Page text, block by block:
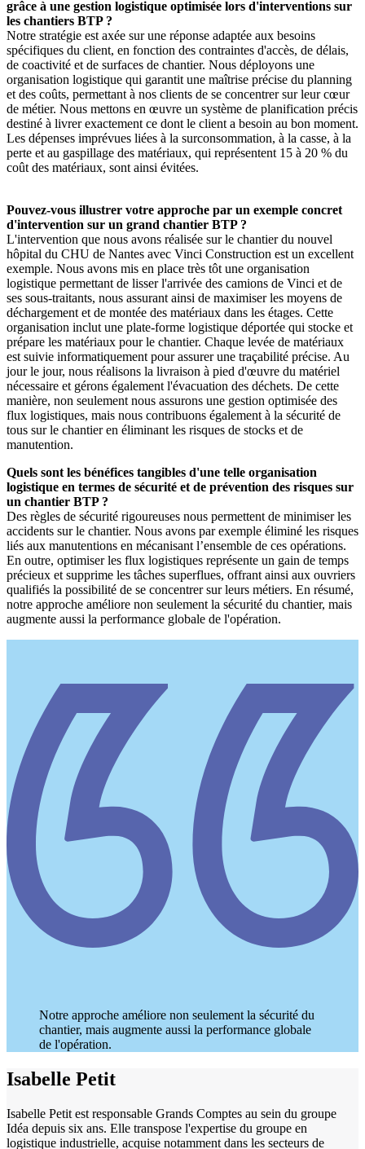
grâce à une gestion logistique optimisée lors d'interventions sur
les chantiers BTP ?
Notre stratégie est axée sur une réponse adaptée aux besoins
spécifiques du client, en fonction des contraintes d'accès, de délais,
de coactivité et de surfaces de chantier. Nous déployons une
organisation logistique qui garantit une maîtrise précise du planning
et des coûts, permettant à nos clients de se concentrer sur leur cœur
de métier. Nous mettons en œuvre un système de planification précis
destiné à livrer exactement ce dont le client a besoin au bon moment.
Les dépenses imprévues liées à la surconsommation, à la casse, à la
perte et au gaspillage des matériaux, qui représentent 15 à 20 % du
coût des matériaux, sont ainsi évitées.
Pouvez-vous illustrer votre approche par un exemple concret
d'intervention sur un grand chantier BTP ?
L'intervention que nous avons réalisée sur le chantier du nouvel
hôpital du CHU de Nantes avec Vinci Construction est un excellent
exemple. Nous avons mis en place très tôt une organisation
logistique permettant de lisser l'arrivée des camions de Vinci et de
ses sous-traitants, nous assurant ainsi de maximiser les moyens de
déchargement et de montée des matériaux dans les étages. Cette
organisation inclut une plate-forme logistique déportée qui stocke et
prépare les matériaux pour le chantier. Chaque levée de matériaux
est suivie informatiquement pour assurer une traçabilité précise. Au
jour le jour, nous réalisons la livraison à pied d'œuvre du matériel
nécessaire et gérons également l'évacuation des déchets. De cette
manière, non seulement nous assurons une gestion optimisée des
flux logistiques, mais nous contribuons également à la sécurité de
tous sur le chantier en éliminant les risques de stocks et de
manutention.
Quels sont les bénéfices tangibles d'une telle organisation
logistique en termes de sécurité et de prévention des risques sur
un chantier BTP ?
Des règles de sécurité rigoureuses nous permettent de minimiser les
accidents sur le chantier. Nous avons par exemple éliminé les risques
liés aux manutentions en mécanisant l’ensemble de ces opérations.
En outre, optimiser les flux logistiques représente un gain de temps
précieux et supprime les tâches superflues, offrant ainsi aux ouvriers
qualifiés la possibilité de se concentrer sur leurs métiers. En résumé,
notre approche améliore non seulement la sécurité du chantier, mais
augmente aussi la performance globale de l'opération.
Notre approche améliore non seulement la sécurité du
chantier, mais augmente aussi la performance globale
de l'opération.
Isabelle Petit
Isabelle Petit est responsable Grands Comptes au sein du groupe
Idéa depuis six ans. Elle transpose l'expertise du groupe en
logistique industrielle, acquise notamment dans les secteurs de